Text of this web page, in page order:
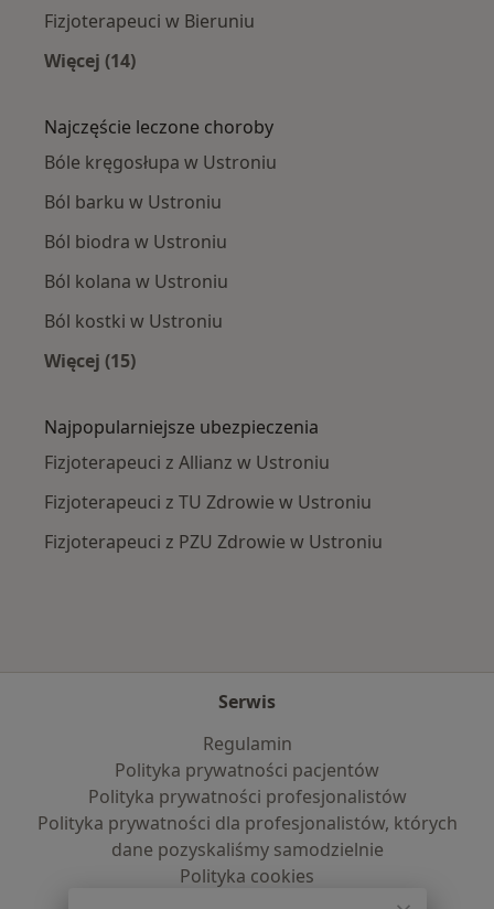
Fizjoterapeuci w Bieruniu
Więcej (14)
Najczęście leczone choroby
Bóle kręgosłupa w Ustroniu
Ból barku w Ustroniu
Ból biodra w Ustroniu
Ból kolana w Ustroniu
Ból kostki w Ustroniu
Więcej (15)
Najpopularniejsze ubezpieczenia
Fizjoterapeuci z Allianz w Ustroniu
Fizjoterapeuci z TU Zdrowie w Ustroniu
Fizjoterapeuci z PZU Zdrowie w Ustroniu
Serwis
Regulamin
Polityka prywatności pacjentów
Polityka prywatności profesjonalistów
Polityka prywatności dla profesjonalistów, których
dane pozyskaliśmy samodzielnie
Polityka cookies